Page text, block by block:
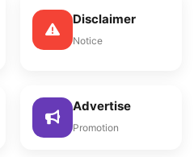
Disclaimer
Notice
Advertise
Promotion